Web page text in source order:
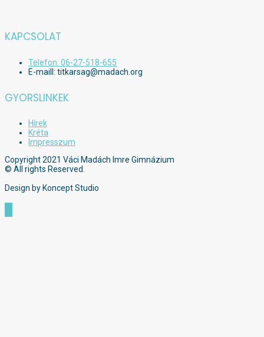
KAPCSOLAT
Telefon: 06-27-518-655
E-maill: titkarsag@madach.org
GYORSLINKEK
Hírek
Kréta
Impresszum
Copyright 2021 Váci Madách Imre Gimnázium
© All rights Reserved.
Design by Koncept Studio
Scroll
to